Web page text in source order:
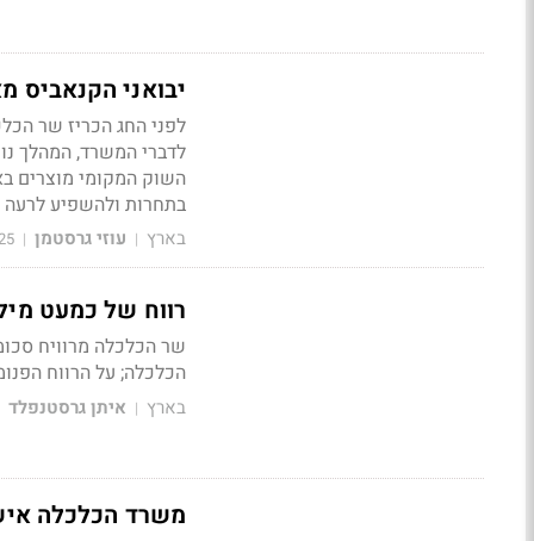
יבואני הקנאביס
לדברי המשרד, המהלך
השוק המקומי מוצרים
בתחרות ולהשפיע
בארץ | עוזי גרסטמן |
רווח של כמעט
שר הכלכלה מרוויח
הכלכלה; על הרווח
בארץ | איתן גרסטנפלד
משרד הכלכלה אישר יבוא 1,500